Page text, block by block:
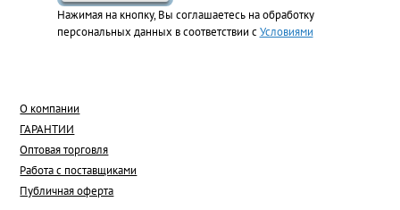
Нажимая на кнопку, Вы соглашаетесь на обработку
персональных данных в соответствии сУсловиями
О компании
ГАРАНТИИ
Оптовая торговля
Работа с поставщиками
Публичная оферта